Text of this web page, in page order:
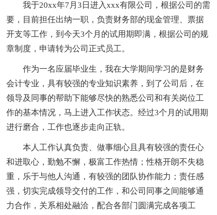
我于20xx年7月3日进入xxx有限公司，根据公司的需
要，目前担任出纳一职，负责财务部的现金管理、票据
开支等工作，到今天3个月的试用期即满，根据公司的规
章制度，申请转为公司正式员工。
作为一名应届毕业生，我在大学期间学习的是财务
会计专业，具有较强的专业知识素养，到了公司后，在
领导及同事的帮助下能够尽快的熟悉公司和有关岗位工
作的基本情况，马上进入工作状态。经过3个月的试用期
进行磨合，工作也逐步走向正轨。
本人工作认真负责、做事细心且具有较强的责任心
和进取心，勤勉不懈，极富工作热情；性格开朗不失稳
重，乐于与他人沟通，有较强的团队协作能力；责任感
强，切实完成领导交付的工作，和公司同事之间能够通
力合作，关系相处融洽，配合各部门圆满完成各项工